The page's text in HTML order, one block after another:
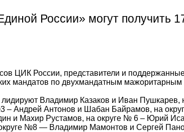
России» могут получить
ЦИК России, представители и
мандатов по двухмандатным
Владимир Казаков и Иван Пушкарев,
– Андрей Антонов и Шабан Байрамов, на
и Махир Рустамов, на округе № 6 – Юрий
№8 — Владимир Мамонтов и Сергей